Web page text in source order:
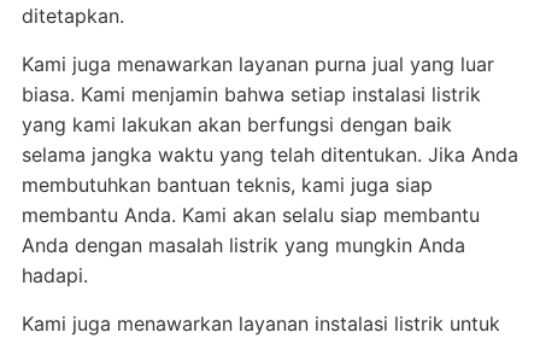
ditetapkan.
Kami juga menawarkan layanan purna jual yang luar
biasa. Kami menjamin bahwa setiap instalasi listrik
yang kami lakukan akan berfungsi dengan baik
selama jangka waktu yang telah ditentukan. Jika Anda
membutuhkan bantuan teknis, kami juga siap
membantu Anda. Kami akan selalu siap membantu
Anda dengan masalah listrik yang mungkin Anda
hadapi.
Kami juga menawarkan layanan instalasi listrik untuk